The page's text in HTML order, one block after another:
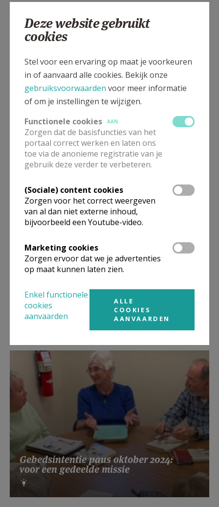
Beroepsvereniging Zorgpastores
Lanceringsavond boek Zeven
kruiswoorden
Gebedsintentie paus oktober 2024:
voor een gedeelde missie
Deze website gebruikt
cookies
Stel voor een ervaring op maat je voorkeuren
in of aanvaard alle cookies. Bekijk onze
gebruiksvoorwaarden voor meer informatie
of om je instellingen te wijzigen.
Functionele cookies
AAN
Zorgen dat de basisfuncties van het
portaal correct werken en laten ons
toe via de anonieme registratie van je
gebruik deze verder te verbeteren.
(Sociale) content cookies
Zorgen voor het correct weergeven
van al dan niet externe inhoud,
bijvoorbeeld een Youtube-video.
Marketing cookies
Zorgen ervoor dat we je advertenties
op maat kunnen laten zien.
Enkel functionele
cookies
aanvaarden
ALLE
COOKIES
AANVAARDEN